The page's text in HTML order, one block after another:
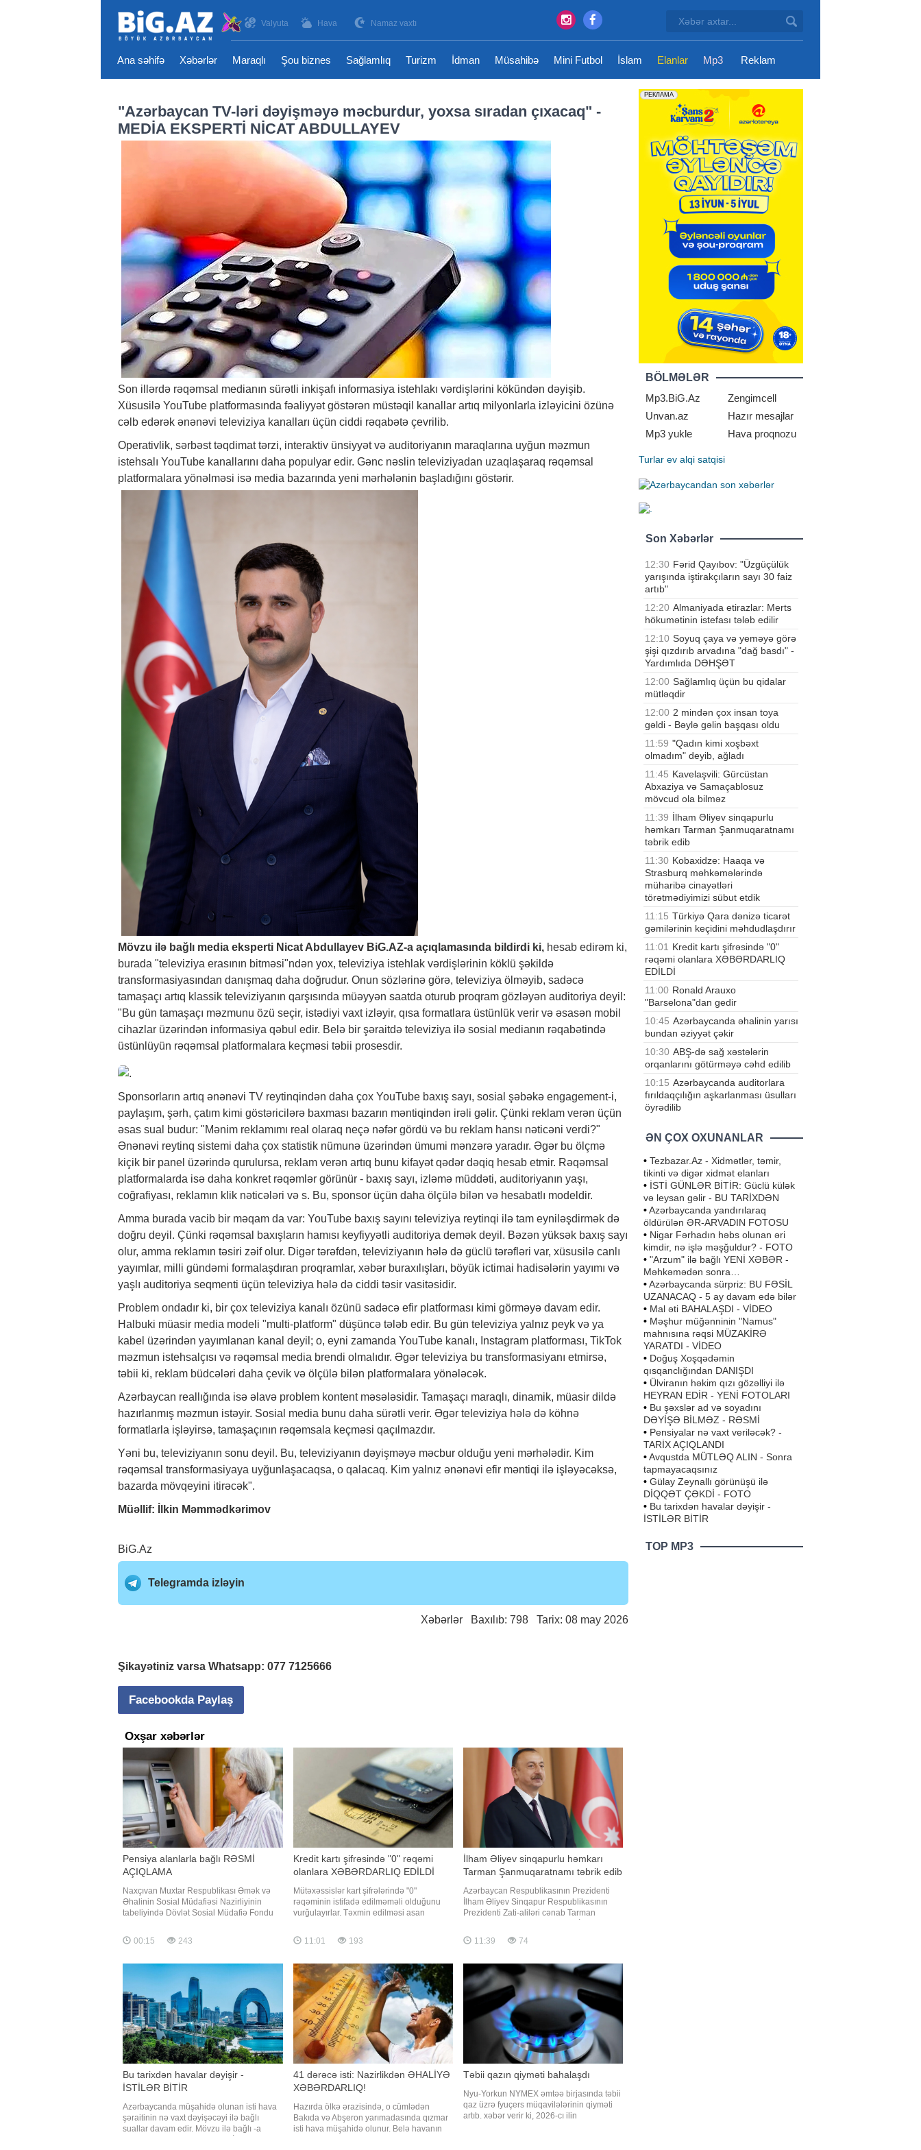
Valyuta Hava Namaz vaxtı
Ana səhifə Xəbərlər Maraqlı Şou biznes Sağlamlıq Turizm İdman Müsahibə Mini Futbol İslam Elanlar Mp3 Reklam
"Azərbaycan TV-ləri dəyişməyə məcburdur, yoxsa sıradan çıxacaq" -
MEDİA EKSPERTİ NİCAT ABDULLAYEV
Son illərdə rəqəmsal medianın sürətli inkişafı informasiya istehlakı vərdişlərini kökündən dəyişib.
Xüsusilə YouTube platformasında fəaliyyət göstərən müstəqil kanallar artıq milyonlarla izləyicini özünə
cəlb edərək ənənəvi televiziya kanalları üçün ciddi rəqabətə çevrilib.
Operativlik, sərbəst təqdimat tərzi, interaktiv ünsiyyət və auditoriyanın maraqlarına uyğun məzmun
istehsalı YouTube kanallarını daha populyar edir. Gənc nəslin televiziyadan uzaqlaşaraq rəqəmsal
platformalara yönəlməsi isə media bazarında yeni mərhələnin başladığını göstərir.
Mövzu ilə bağlı media eksperti Nicat Abdullayev BiG.AZ-a açıqlamasında bildirdi ki, hesab edirəm ki,
burada "televiziya erasının bitməsi"ndən yox, televiziya istehlak vərdişlərinin köklü şəkildə
transformasiyasından danışmaq daha doğrudur. Onun sözlərinə görə, televiziya ölməyib, sadəcə
tamaşaçı artıq klassik televiziyanın qarşısında müəyyən saatda oturub proqram gözləyən auditoriya deyil:
"Bu gün tamaşaçı məzmunu özü seçir, istədiyi vaxt izləyir, qısa formatlara üstünlük verir və əsasən mobil
cihazlar üzərindən informasiya qəbul edir. Belə bir şəraitdə televiziya ilə sosial medianın rəqabətində
üstünlüyün rəqəmsal platformalara keçməsi təbii prosesdir.
Sponsorların artıq ənənəvi TV reytinqindən daha çox YouTube baxış sayı, sosial şəbəkə engagement-i,
paylaşım, şərh, çatım kimi göstəricilərə baxması bazarın məntiqindən irəli gəlir. Çünki reklam verən üçün
əsas sual budur: "Mənim reklamımı real olaraq neçə nəfər gördü və bu reklam hansı nəticəni verdi?"
Ənənəvi reytinq sistemi daha çox statistik nümunə üzərindən ümumi mənzərə yaradır. Əgər bu ölçmə
kiçik bir panel üzərində qurulursa, reklam verən artıq bunu kifayət qədər dəqiq hesab etmir. Rəqəmsal
platformalarda isə daha konkret rəqəmlər görünür - baxış sayı, izləmə müddəti, auditoriyanın yaşı,
coğrafiyası, reklamın klik nəticələri və s. Bu, sponsor üçün daha ölçülə bilən və hesabatlı modeldir.
Amma burada vacib bir məqam da var: YouTube baxış sayını televiziya reytinqi ilə tam eyniləşdirmək də
doğru deyil. Çünki rəqəmsal baxışların hamısı keyfiyyətli auditoriya demək deyil. Bəzən yüksək baxış sayı
olur, amma reklamın təsiri zəif olur. Digər tərəfdən, televiziyanın hələ də güclü tərəfləri var, xüsusilə canlı
yayımlar, milli gündəmi formalaşdıran proqramlar, xəbər buraxılışları, böyük ictimai hadisələrin yayımı və
yaşlı auditoriya seqmenti üçün televiziya hələ də ciddi təsir vasitəsidir.
Problem ondadır ki, bir çox televiziya kanalı özünü sadəcə efir platforması kimi görməyə davam edir.
Halbuki müasir media modeli "multi-platform" düşüncə tələb edir. Bu gün televiziya yalnız peyk və ya
kabel üzərindən yayımlanan kanal deyil; o, eyni zamanda YouTube kanalı, Instagram platforması, TikTok
məzmun istehsalçısı və rəqəmsal media brendi olmalıdır. Əgər televiziya bu transformasiyanı etmirsə,
təbii ki, reklam büdcələri daha çevik və ölçülə bilən platformalara yönələcək.
Azərbaycan reallığında isə əlavə problem kontent məsələsidir. Tamaşaçı maraqlı, dinamik, müasir dildə
hazırlanmış məzmun istəyir. Sosial media bunu daha sürətli verir. Əgər televiziya hələ də köhnə
formatlarla işləyirsə, tamaşaçının rəqəmsala keçməsi qaçılmazdır.
Yəni bu, televiziyanın sonu deyil. Bu, televiziyanın dəyişməyə məcbur olduğu yeni mərhələdir. Kim
rəqəmsal transformasiyaya uyğunlaşacaqsa, o qalacaq. Kim yalnız ənənəvi efir məntiqi ilə işləyəcəksə,
bazarda mövqeyini itirəcək".
Müəllif: İlkin Məmmədkərimov
BiG.Az
Telegramda izləyin
Xəbərlər Baxılıb: 798 Tarix: 08 may 2026
Şikayətiniz varsa Whatsapp: 077 7125666
Facebookda Paylaş
Oxşar xəbərlər
Pensiya alanlarla bağlı RƏSMİ
AÇIQLAMA
Naxçıvan Muxtar Respublikası Əmək və
Əhalinin Sosial Müdafiəsi Nazirliyinin
tabeliyində Dövlət Sosial Müdafiə Fondu
başa çatdırılıb. Bu barədə -a nazirliyin
mətbuat xidmətindən məlumat verilib.
vasitəsilə müvafiq bankları
00:15 243
Kredit kartı şifrəsində "0" rəqəmi
olanlara XƏBƏRDARLIQ EDİLDİ
Mütəxəssislər kart şifrələrində "0"
rəqəminin istifadə edilməməli olduğunu
vurğulayırlar. Təxmin edilməsi asan
tez istifadə edilən bu rəqəm kiber
dələduzların ilk hədəfi olur. xəbər verir ki,
mütəxəssisləri kredit v
11:01 193
İlham Əliyev sinqapurlu həmkarı
Tarman Şanmuqaratnamı təbrik edib
Azərbaycan Respublikasının Prezidenti
İlham Əliyev Sinqapur Respublikasının
Prezidenti Zati-aliləri cənab Tarman
AZƏRTAC-a istinadən bildirir ki, təbrik
məktubunda deyilir:. "Hörmətli cənab
bayramı münasibətilə Sizə v
11:39 74
Bu tarixdən havalar dəyişir -
İSTİLƏR BİTİR
Azərbaycanda müşahidə olunan isti hava
şəraitinin nə vaxt dəyişəcəyi ilə bağlı
suallar davam edir. Mövzu ilə bağlı -a
41 dərəcə isti: Nazirlikdən ƏHALİYƏ
XƏBƏRDARLIQ!
Hazırda ölkə ərazisində, o cümlədən
Bakıda və Abşeron yarımadasında qızmar
isti hava müşahidə olunur. Belə havanın
Təbii qazın qiyməti bahalaşdı
Nyu-Yorkun NYMEX əmtəə birjasında təbii
qaz üzrə fyuçers müqavilələrinin qiyməti
artıb. xəbər verir ki, 2026-cı ilin
BÖLMƏLƏR
Mp3.BiG.Az
Zengimcell
Unvan.az
Hazır mesajlar
Mp3 yukle
Hava proqnozu
Turlar ev alqi satqisi
Son Xəbərlər
12:30 Fərid Qayıbov: "Üzgüçülük
yarışında iştirakçıların sayı 30 faiz
artıb"
12:20 Almaniyada etirazlar: Merts
hökumətinin istefası tələb edilir
12:10 Soyuq çaya və yeməyə görə
şişi qızdırıb arvadına "dağ basdı" -
Yardımlıda DƏHŞƏT
12:00 Sağlamlıq üçün bu qidalar
mütləqdir
12:00 2 mindən çox insan toya
gəldi - Bəylə gəlin başqası oldu
11:59 "Qadın kimi xoşbəxt
olmadım" deyib, ağladı
11:45 Kavelaşvili: Gürcüstan
Abxaziya və Samaçablosuz
mövcud ola bilməz
11:39 İlham Əliyev sinqapurlu
həmkarı Tarman Şanmuqaratnamı
təbrik edib
11:30 Kobaxidze: Haaqa və
Strasburq məhkəmələrində
müharibə cinayətləri
törətmədiyimizi sübut etdik
11:15 Türkiyə Qara dənizə ticarət
gəmilərinin keçidini məhdudlaşdırır
11:01 Kredit kartı şifrəsində "0"
rəqəmi olanlara XƏBƏRDARLIQ
EDİLDİ
11:00 Ronald Arauxo
"Barselona"dan gedir
10:45 Azərbaycanda əhalinin yarısı
bundan əziyyət çəkir
10:30 ABŞ-də sağ xəstələrin
orqanlarını götürməyə cəhd edilib
10:15 Azərbaycanda auditorlara
fırıldaqçılığın aşkarlanması üsulları
öyrədilib
ƏN ÇOX OXUNANLAR
• Tezbazar.Az - Xidmətlər, təmir,
tikinti və digər xidmət elanları
• İSTİ GÜNLƏR BİTİR: Güclü külək
və leysan gəlir - BU TARİXDƏN
•Azərbaycanda yandırılaraq
öldürülən ƏR-ARVADIN FOTOSU
• Nigar Fərhadın həbs olunan əri
kimdir, nə işlə məşğuldur? - FOTO
• "Arzum" ilə bağlı YENİ XƏBƏR -
Məhkəmədən sonra…
•Azərbaycanda sürpriz: BU FƏSİL
UZANACAQ - 5 ay davam edə bilər
• Mal əti BAHALAŞDI - VİDEO
• Məşhur müğənninin "Namus"
mahnısına rəqsi MÜZAKİRƏ
YARATDI - VİDEO
• Doğuş Xoşqədəmin
qısqanclığından DANIŞDI
• Ülviranın həkim qızı gözəlliyi ilə
HEYRAN EDİR - YENİ FOTOLARI
• Bu şəxslər ad və soyadını
DƏYİŞƏ BİLMƏZ - RƏSMİ
• Pensiyalar nə vaxt veriləcək? -
TARİX AÇIQLANDI
•Avqustda MÜTLƏQ ALIN - Sonra
tapmayacaqsınız
• Gülay Zeynallı görünüşü ilə
DİQQƏT ÇƏKDİ - FOTO
• Bu tarixdən havalar dəyişir -
İSTİLƏR BİTİR
TOP MP3